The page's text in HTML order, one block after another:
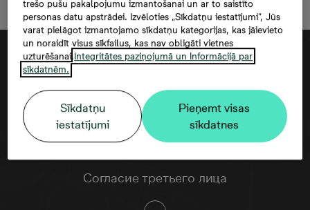
Согласие третьего лица
trešo pušu pakalpojumu izmantošanai un ar to saistīto
personas datu apstrādei. Izvēloties „Sīkdatņu iestatījumi”, Jūs
varat pielāgot izmantojamo sīkdatņu kategorijas, kas jāievieto
un noraidīt visus sīkfailus, kas nav obligāti vietnes
uzturēšanai.Integritātes paziņojumā un Informācijā par
sīkdatnēm.
Sīkdatņu
iestatījumi
Pieņemt visas
sīkdatnes